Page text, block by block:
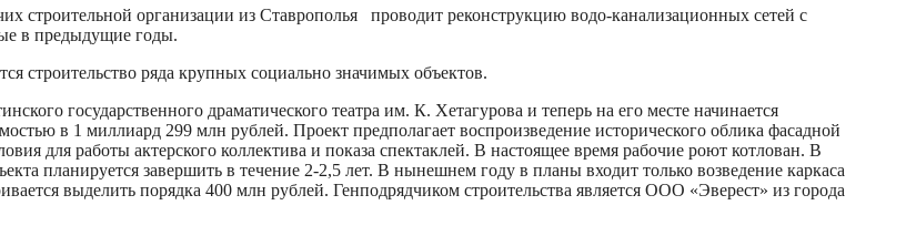
строительной организации из Ставрополья проводит реконструкцию водо-канализационных сетей с
в предыдущие годы.
ряда крупных социально значимых объектов.
государственного драматического театра им. К. Хетагурова и теперь на его месте начинается
в 1 миллиард 299 млн рублей. Проект предполагает воспроизведение исторического облика фасадной
для работы актерского коллектива и показа спектаклей. В настоящее время рабочие роют котлован. В
планируется завершить в течение 2-2,5 лет. В нынешнем году в планы входит только возведение каркаса
выделить порядка 400 млн рублей. Генподрядчиком строительства является ООО «Эверест» из города